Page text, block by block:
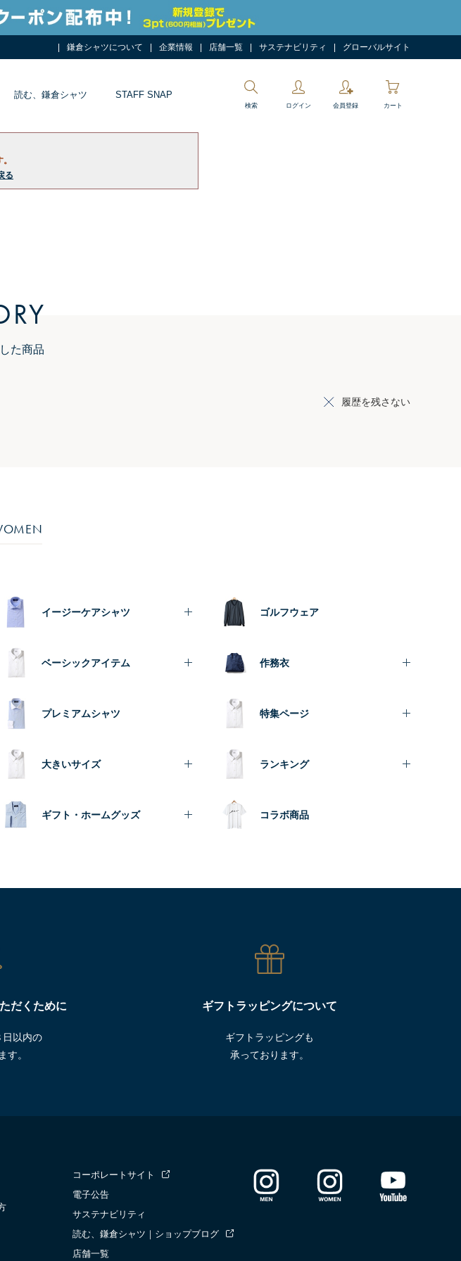
鎌倉シャツについて 企業情報 店舗一覧 サステナビリティ グローバルサイト
読む、鎌倉シャツ STAFF SNAP
検索 ログイン 会員登録 カート
る
た商品
履歴を残さない
イージーケアシャツ
ベーシックアイテム
プレミアムシャツ
大きいサイズ
ギフト・ホームグッズ
ゴルフウェア
作務衣
特集ページ
ランキング
コラボ商品
だくために
日以内の
す。
ギフトラッピングについて
ギフトラッピングも
承っております。
コーポレートサイト
電子公告
サステナビリティ
読む、鎌倉シャツ｜ショップブログ
店舗一覧